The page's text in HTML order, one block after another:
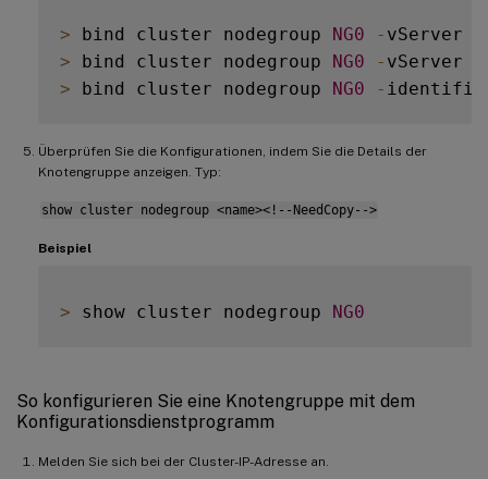
> bind cluster nodegroup NG0 - vServer
> bind cluster nodegroup NG0 - vServer
> bind cluster nodegroup NG0 -
Überprüfen Sie die Konfigurationen, indem Sie die Details der
Knotengruppe anzeigen. Typ:
show cluster nodegroup <name><!--NeedCopy-->
Beispiel
> show cluster nodegroup NG0
So konfigurieren Sie eine Knotengruppe mit dem
Konfigurationsdienstprogramm
Melden Sie sich bei der Cluster-IP-Adresse an.